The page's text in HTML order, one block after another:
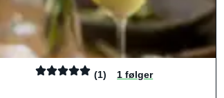
(1) 1 følger